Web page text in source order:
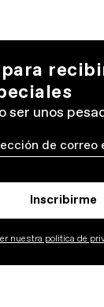
ser unos
Inscribirme
nuestra politica de